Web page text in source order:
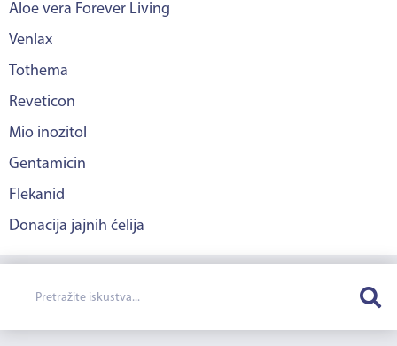
Aloe vera Forever Living
Venlax
Tothema
Reveticon
Mio inozitol
Gentamicin
Flekanid
Donacija jajnih ćelija